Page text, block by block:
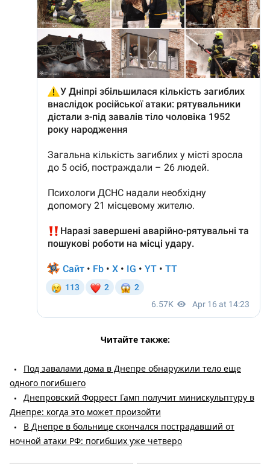
Читайте также:
Под завалами дома в Днепре обнаружили тело еще
одного погибшего
Днепровский Форрест Гамп получит минискульптуру в
Днепре: когда это может произойти
В Днепре в больнице скончался пострадавший от
ночной атаки РФ: погибших уже четверо